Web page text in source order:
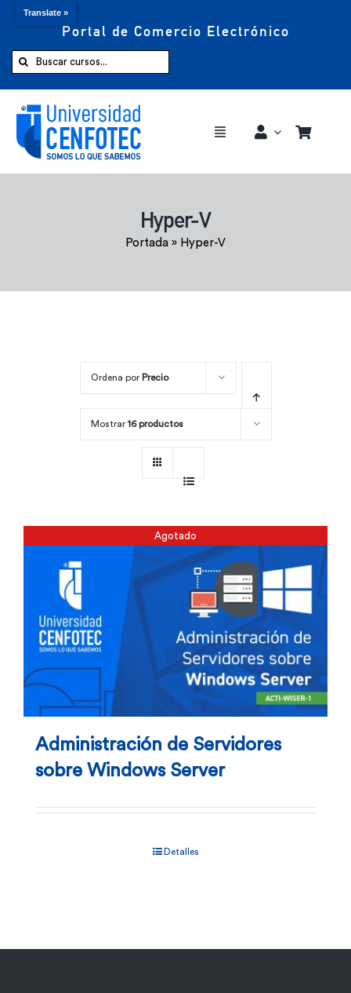
Portal de Comercio Electrónico
Buscar:
Toggle
Comprar ahora
Hyper-V
Portada » Hyper-V
Ordena por Precio
Mostrar 16 productos
Agotado
Administración de Servidores
sobre Windows Server
Detalles
Translate »